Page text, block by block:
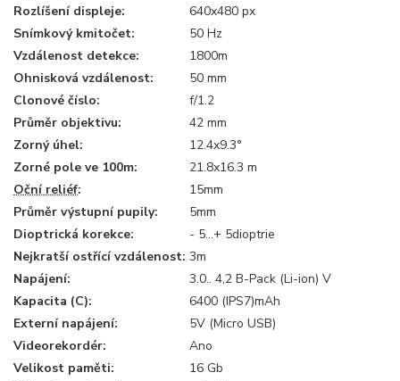
Rozlíšení displeje:
640x480 px
Snímkový kmitočet:
50 Hz
Vzdálenost detekce:
1800m
Ohnisková vzdálenost:
50 mm
Clonové číslo:
f/1.2
Průměr objektivu:
42 mm
Zorný úhel:
12.4x9.3°
Zorné pole ve 100m:
21.8x16.3 m
Oční reliéf:
15mm
Průměr výstupní pupily:
5mm
Dioptrická korekce:
- 5…+ 5dioptrie
Nejkratší ostřící vzdálenost: 3m
Napájení:
3.0.. 4,2 B-Pack (Li-ion) V
Kapacita (C):
6400 (IPS7)mAh
Externí napájení:
5V (Micro USB)
Videorekordér:
Ano
Velikost paměti:
16 Gb